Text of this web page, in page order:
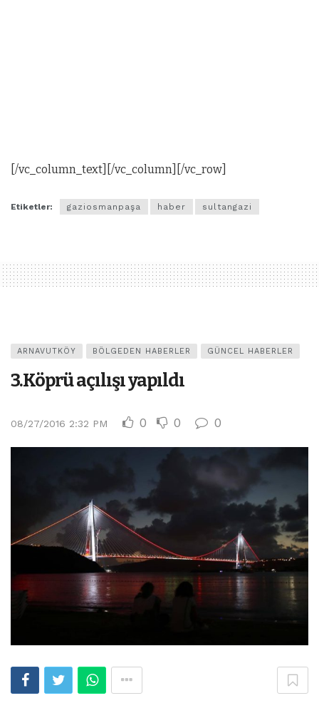
[/vc_column_text][/vc_column][/vc_row]
Etiketler: gaziosmanpaşa haber sultangazi
ARNAVUTKÖY BÖLGEDEN HABERLER GÜNCEL HABERLER
3.Köprü açılışı yapıldı
08/27/2016 2:32 PM 0 0 0